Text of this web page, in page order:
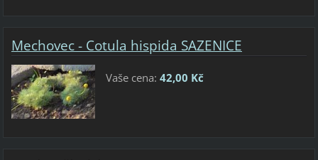
Mechovec - Cotula hispida SAZENICE
Vaše cena: 42,00 Kč